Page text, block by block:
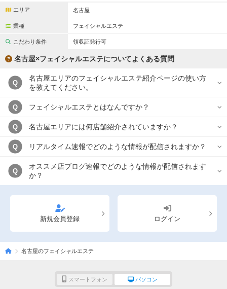
多数ご用意しております。
エリア 名古屋
業種 フェイシャルエステ
こだわり条件 領収証発行可
名古屋×フェイシャルエステについてよくある質問
Q
名古屋エリアのフェイシャルエステ紹介ページの使い方
を教えてください。
Q フェイシャルエステとはなんですか？
Q 名古屋エリアには何店舗紹介されていますか？
Q リアルタイム速報でどのような情報が配信されますか？
Q
オススメ店ブログ速報でどのような情報が配信されます
か？
新規会員登録 ログイン
名古屋のフェイシャルエステ
スマートフォン パソコン